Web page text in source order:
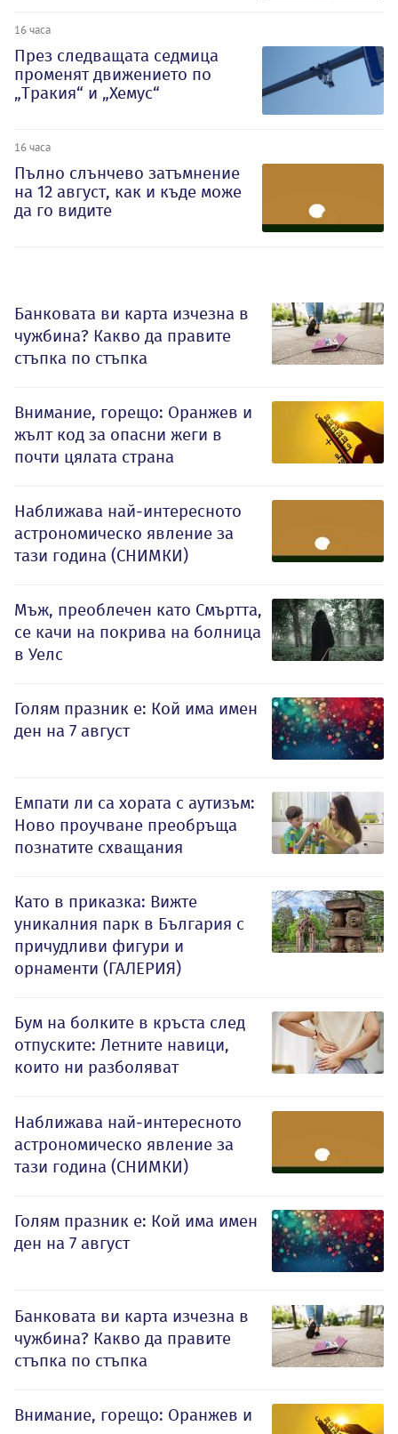
16 часа
През следващата седмица
променят движението по
„Тракия“ и „Хемус“
16 часа
Пълно слънчево затъмнение
на 12 август, как и къде може
да го видите
Банковата ви карта изчезна в
чужбина? Какво да правите
стъпка по стъпка
Внимание, горещо: Оранжев и
жълт код за опасни жеги в
почти цялата страна
Наближава най-интересното
астрономическо явление за
тази година (СНИМКИ)
Мъж, преоблечен като Смъртта,
се качи на покрива на болница
в Уелс
Голям празник е: Кой има имен
ден на 7 август
Емпати ли са хората с аутизъм:
Ново проучване преобръща
познатите схващания
Като в приказка: Вижте
уникалния парк в България с
причудливи фигури и
орнаменти (ГАЛЕРИЯ)
Бум на болките в кръста след
отпуските: Летните навици,
които ни разболяват
Наближава най-интересното
астрономическо явление за
тази година (СНИМКИ)
Голям празник е: Кой има имен
ден на 7 август
Банковата ви карта изчезна в
чужбина? Какво да правите
стъпка по стъпка
Внимание, горещо: Оранжев и